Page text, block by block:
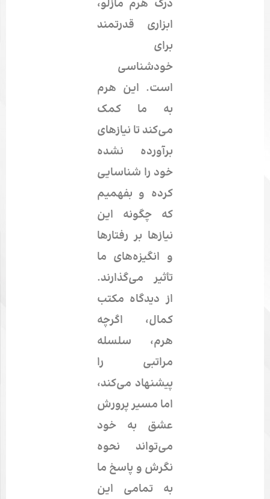
درک هرم مازلو،
ابزاری قدرتمند
برای
خودشناسی
است. این هرم
به ما کمک
می‌کند تا نیازهای
برآورده نشده
خود را شناسایی
کرده و بفهمیم
که چگونه این
نیازها بر رفتارها
و انگیزه‌های ما
تأثیر می‌گذارند.
از دیدگاه مکتب
کمال، اگرچه
هرم، سلسله
مراتبی را
پیشنهاد می‌کند،
اما مسیر پرورش
عشق به خود
می‌تواند نحوه
نگرش و پاسخ ما
به تمامی این